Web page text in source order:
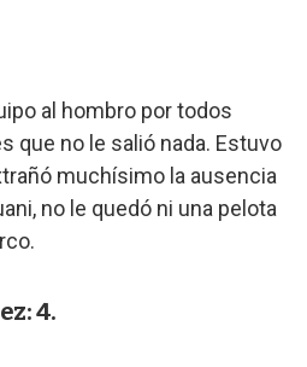
al hombro por todos
que no le salió nada. Estuvo
muchísimo la ausencia
no le quedó ni una pelota
4.